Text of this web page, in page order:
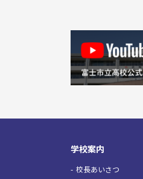
学校案内
校長あいさつ